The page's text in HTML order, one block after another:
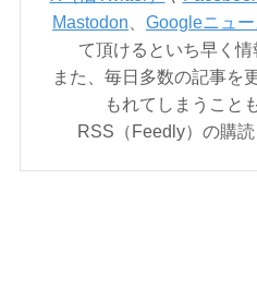
Mastodon
Googleニュー
て頂けるといち早く情
また、毎日多数の記事を
もれてしまうこと
RSS（Feedly）の購読